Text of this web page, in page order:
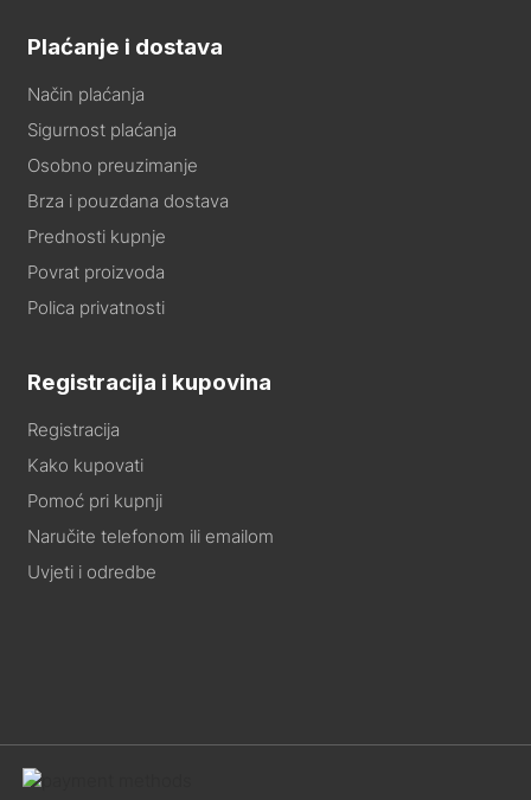
Plaćanje i dostava
Način plaćanja
Sigurnost plaćanja
Osobno preuzimanje
Brza i pouzdana dostava
Prednosti kupnje
Povrat proizvoda
Polica privatnosti
Registracija i kupovina
Registracija
Kako kupovati
Pomoć pri kupnji
Naručite telefonom ili emailom
Uvjeti i odredbe